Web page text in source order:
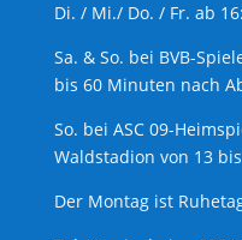
Di. / Mi./ Do. / Fr. ab
Sa. & So. bei BVB-
bis 60 Minuten nach
So. bei ASC 09-
Waldstadion von 13
Der Montag ist